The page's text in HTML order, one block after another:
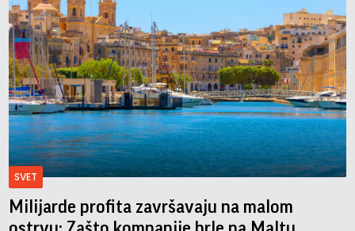
SVET
Milijarde profita završavaju na malom